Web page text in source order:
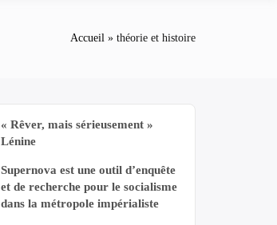
Accueil théorie et histoire
« Rêver, mais sérieusement »
Lénine
Supernova est une outil d’enquête
et de recherche pour le socialisme
dans la métropole impérialiste